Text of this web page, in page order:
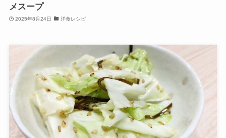
メスープ
2025年8月24日 洋食レシピ